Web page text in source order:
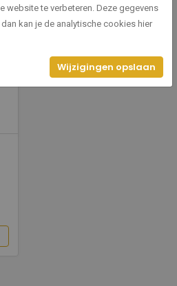
website te verbeteren. Deze gegevens
kan je de analytische cookies hier
Wijzigingen opslaan